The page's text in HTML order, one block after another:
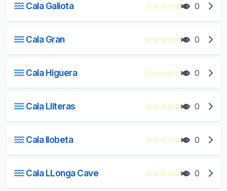
Cala Galiota ☆☆☆☆☆ 0
Cala Gran ☆☆☆☆☆ 0
Cala Higuera ☆☆☆☆☆ 0
Cala Lliteras ☆☆☆☆☆ 0
Cala llobeta ☆☆☆☆☆ 0
Cala LLonga Cave ☆☆☆☆☆ 0